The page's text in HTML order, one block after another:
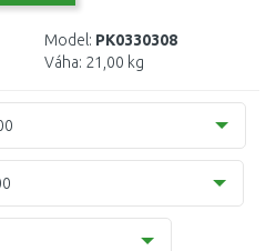
Model: PK0330308
Váha: 21,00 kg